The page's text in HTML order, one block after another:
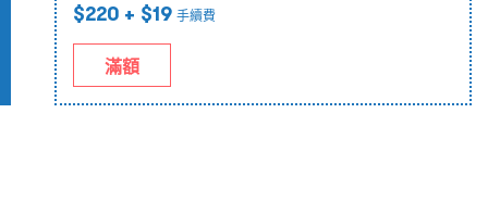
$220 + $19 手續費
滿額